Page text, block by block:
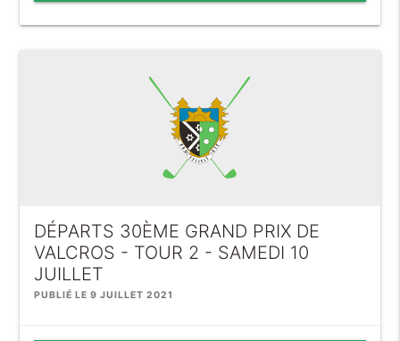
DÉPARTS 30ÈME GRAND PRIX DE
VALCROS - TOUR 2 - SAMEDI 10
JUILLET
PUBLIÉ LE 9 JUILLET 2021